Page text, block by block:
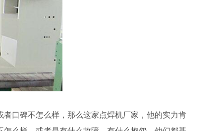
口碑不怎么样，那么这家点焊机厂家，他的实力肯